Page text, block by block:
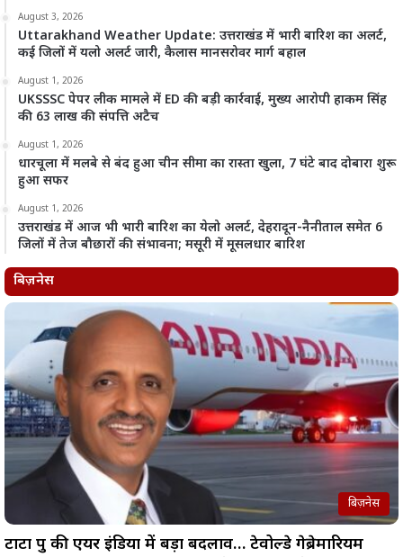
August 3, 2026
Uttarakhand Weather Update: उत्तराखंड में भारी बारिश का अलर्ट,
कई जिलों में यलो अलर्ट जारी, कैलास मानसरोवर मार्ग बहाल
August 1, 2026
UKSSSC पेपर लीक मामले में ED की बड़ी कार्रवाई, मुख्य आरोपी हाकम सिंह
की 63 लाख की संपत्ति अटैच
August 1, 2026
धारचूला में मलबे से बंद हुआ चीन सीमा का रास्ता खुला, 7 घंटे बाद दोबारा शुरू
हुआ सफर
August 1, 2026
उत्तराखंड में आज भी भारी बारिश का येलो अलर्ट, देहरादून-नैनीताल समेत 6
जिलों में तेज बौछारों की संभावना; मसूरी में मूसलधार बारिश
बिज़नेस
बिज़नेस
टाटा ग्रुप की एयर इंडिया में बड़ा बदलाव… टेवोल्डे गेब्रेमारियम